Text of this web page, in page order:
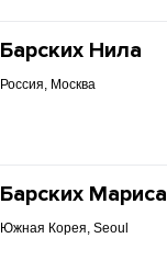
Барских Нила
Россия, Москва
Барских Мариса
Южная Корея, Seoul